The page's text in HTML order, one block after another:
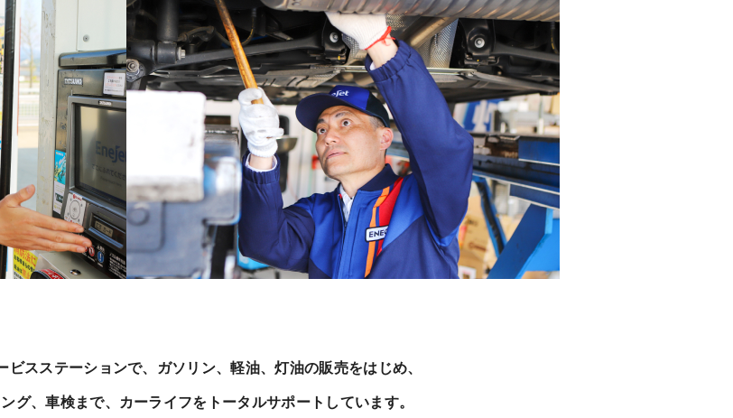
ビスステーションで、ガソリン、軽油、灯油の販売をはじめ、
グ、車検まで、カーライフをトータルサポートしています。